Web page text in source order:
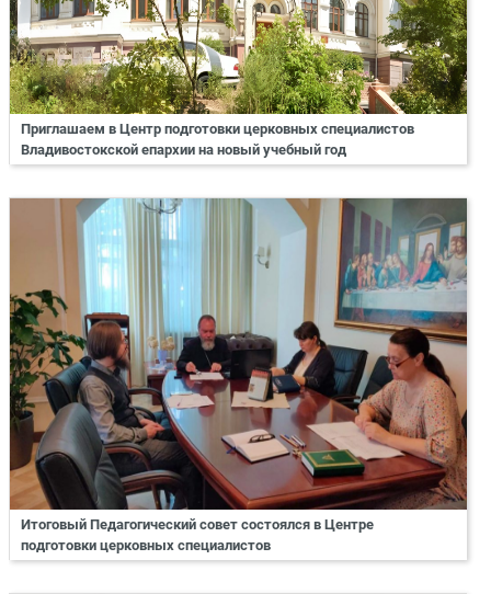
Приглашаем в Центр подготовки церковных специалистов
Владивостокской епархии на новый учебный год
Итоговый Педагогический совет состоялся в Центре
подготовки церковных специалистов